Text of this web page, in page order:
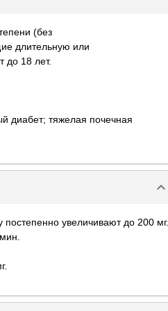
(без
длительную или
до 18 лет.
диабет; тяжелая почечная
keyboard_arrow_down
увеличивают до 200 мг.